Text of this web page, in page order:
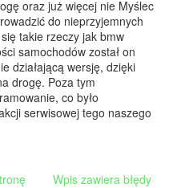
oraz już więcej nie Myślec
do nieprzyjemnych
takie rzeczy jak bmw
samochodów został on
działającą wersję, dzięki
drogę. Poza tym
co było
serwisowej tego naszego
Wpis zawiera błędy